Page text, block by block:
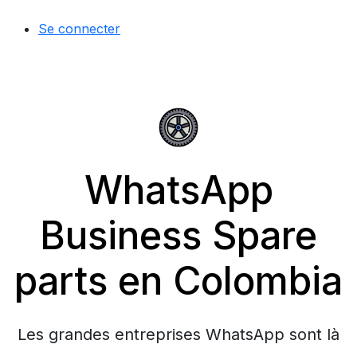
Se connecter
WhatsApp
Business Spare
parts en Colombia
Les grandes entreprises WhatsApp sont là